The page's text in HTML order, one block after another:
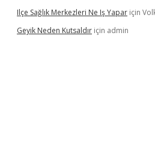
Ilçe Sağlık Merkezleri Ne Iş Yapar için
Geyik Neden Kutsaldır için admin